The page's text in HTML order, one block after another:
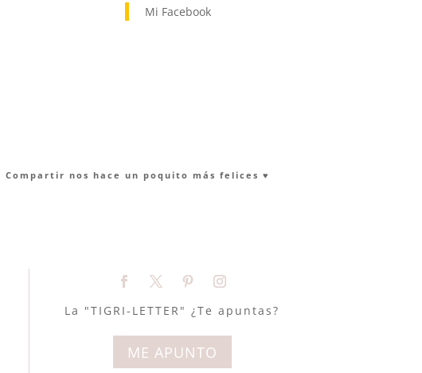
Mi Facebook
Compartir nos hace un poquito más felices ♥︎
La "TIGRI-LETTER" ¿Te apuntas?
ME APUNTO